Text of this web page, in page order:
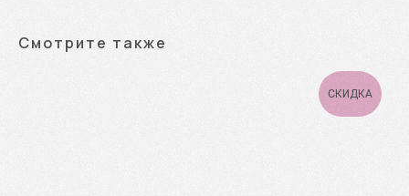
Смотрите также
СКИДКА